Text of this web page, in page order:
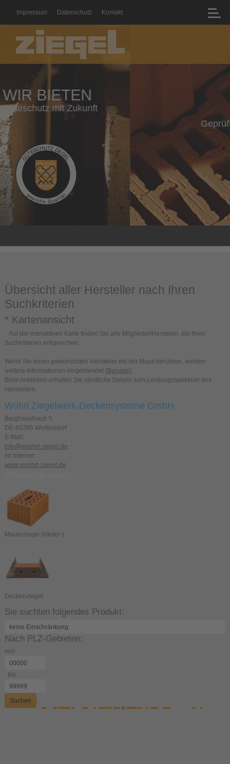
Impressum Datenschutz Kontakt
WIR BIETEN
Geprüfte Qualität mit Zertifikat
Übersicht aller Hersteller nach Ihren
Suchkriterien
* Kartenansicht
Auf der interaktiven Karte finden Sie alle Mitglieder/Hersteller, die Ihren
Suchkriterien entsprechen.
Wenn Sie einen gewünschten Hersteller mit der Maus berühren, werden
weitere Informationen eingeblendet (Beispiel).
Beim Anklicken erhalten Sie sämtliche Details zum Leistungsspektrum des
Herstellers.
Wöhrl Ziegelwerk-Deckensysteme GmbH
Berghaselbach 5
DE-85395 Wolfersdorf
E-Mail:
info@woehrl-ziegel.de
Im Internet:
www.woehrl-ziegel.de
Mauerziegel (Hinter-)
Deckenziegel
Sie suchten folgendes Produkt:
Nach PLZ-Gebieten:
von
bis
Suchen